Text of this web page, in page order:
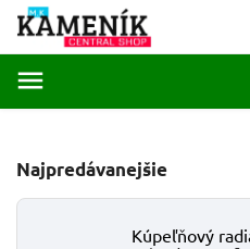
Najpredávanejšie
Kúpeľňový